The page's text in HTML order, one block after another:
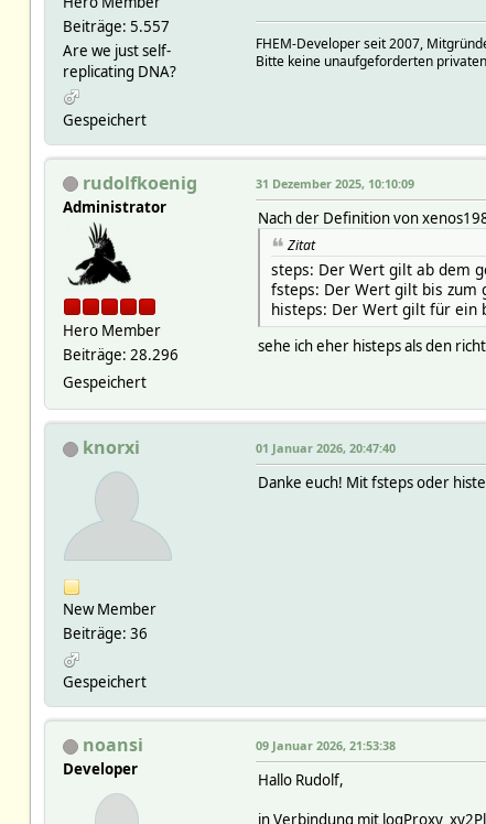
Beiträge: 5.557
Are we just self-
replicating DNA?
Gespeichert
FHEM-Developer seit 2007,
Bitte keine unaufgeforderten
rudolfkoenig
Administrator
Hero Member
Beiträge: 28.296
Gespeichert
31 Dezember 2025, 10:10:09
Nach der Definition von
Zitat
steps: Der Wert gilt ab dem
fsteps: Der Wert gilt bis zum
histeps: Der Wert gilt für ein
sehe ich eher histeps als den
knorxi
New Member
Beiträge: 36
Gespeichert
01 Januar 2026, 20:47:40
Danke euch! Mit fsteps oder
noansi
Developer
09 Januar 2026, 21:53:38
Hallo Rudolf,
in Verbindung mit